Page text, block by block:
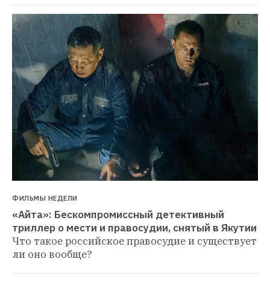
ФИЛЬМЫ НЕДЕЛИ
«Айта»: Бескомпромиссный детективный
триллер о мести и правосудии, снятый в Якутии
Что такое российское правосудие и существует
ли оно вообще?